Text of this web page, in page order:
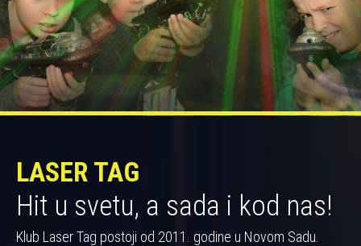
LASER TAG
Hit u svetu, a sada i kod nas!
Klub Laser Tag postoji od 2011. godine u Novom Sadu.